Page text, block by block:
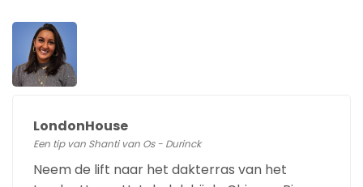
LondonHouse
Een tip van Shanti van Os - Durinck
Neem de lift naar het dakterras van het